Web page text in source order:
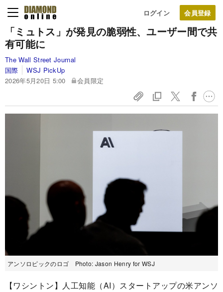
ログイン
「ミュトス」が発見の脆弱性、ユーザー間で共
有可能に
The Wall Street Journal
国際
WSJ PickUp
2026年5月20日 5:00
会員限定
アンソロピックのロゴ Photo: Jason Henry for WSJ
【ワシントン】人工知能（AI）スタートアップの米アンソ